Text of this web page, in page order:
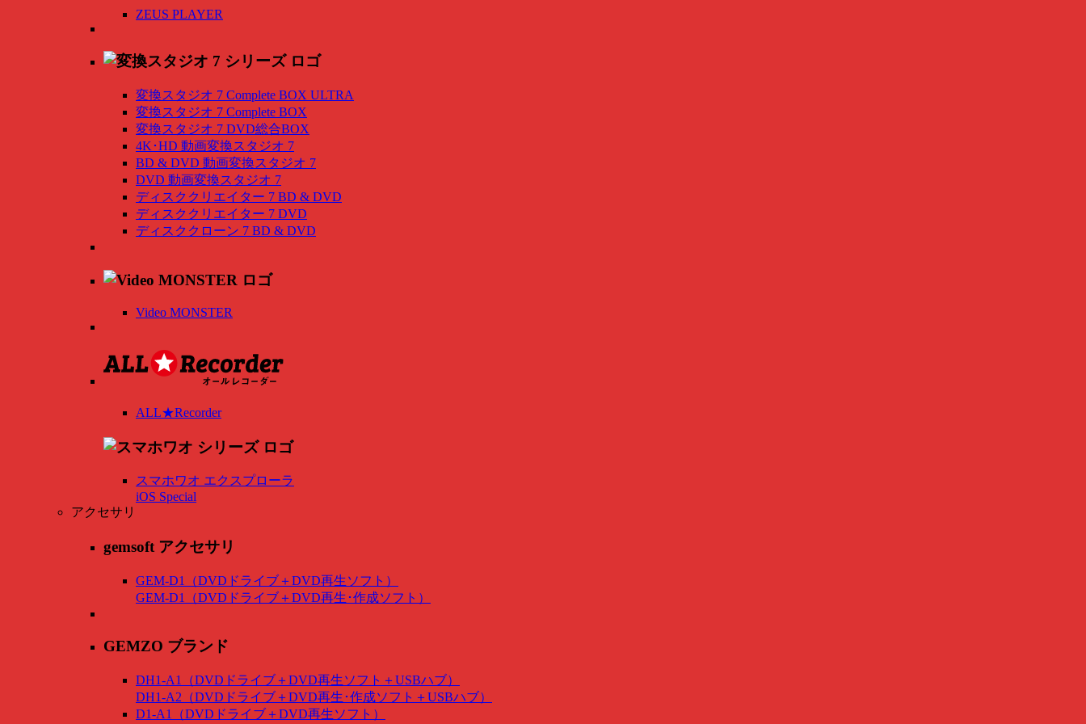
ZEUS PLAYER
変換スタジオ 7 Complete BOX ULTRA
変換スタジオ 7 Complete BOX
変換スタジオ 7 DVD総合BOX
4K･HD 動画変換スタジオ 7
BD & DVD 動画変換スタジオ 7
DVD 動画変換スタジオ 7
ディスククリエイター 7 BD & DVD
ディスククリエイター 7 DVD
ディスククローン 7 BD & DVD
Video MONSTER
ALL★Recorder
スマホワオ エクスプローラ
iOS Special
アクセサリ
gemsoft アクセサリ
GEM-D1（DVDドライブ＋DVD再生ソフト）
GEM-D1（DVDドライブ＋DVD再生･作成ソフト）
GEMZO ブランド
DH1-A1（DVDドライブ＋DVD再生ソフト＋USBハブ）
DH1-A2（DVDドライブ＋DVD再生･作成ソフト＋USBハブ）
D1-A1（DVDドライブ＋DVD再生ソフト）